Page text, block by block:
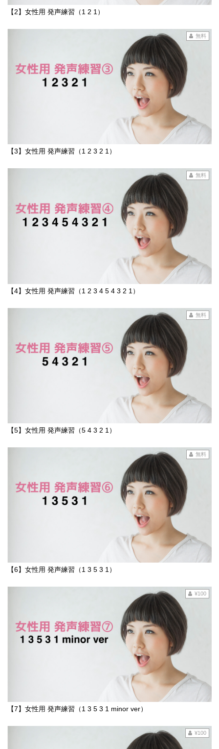
【2】女性用 発声練習（1 2 1）
【3】女性用 発声練習（1 2 3 2 1）
無料
【4】女性用 発声練習（1 2 3 4 5 4 3 2 1）
無料
【5】女性用 発声練習（5 4 3 2 1）
無料
【6】女性用 発声練習（1 3 5 3 1）
無料
【7】女性用 発声練習（1 3 5 3 1 minor ver）
¥100
¥100